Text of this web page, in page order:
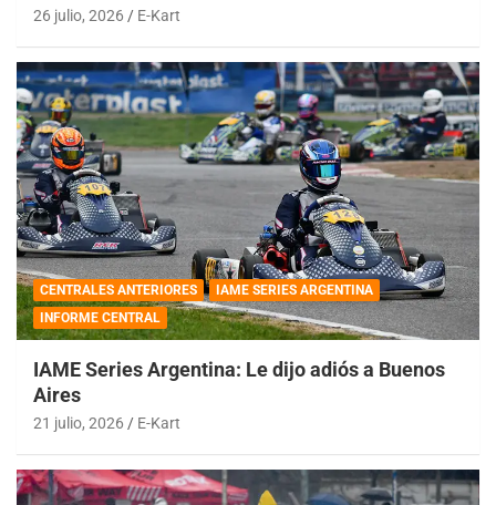
26 julio, 2026 E-Kart
CENTRALES ANTERIORES
IAME SERIES ARGENTINA
INFORME CENTRAL
IAME Series Argentina: Le dijo adiós a Buenos
Aires
21 julio, 2026 E-Kart